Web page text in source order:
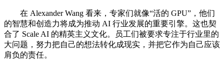
在 Alexander Wang 看来，专家们就像“活的 GPU”，他们
的智慧和创造力将成为推动 AI 行业发展的重要引擎。这也契
合了 Scale AI 的精英主义文化。员工们被要求专注于行业里的
大问题，努力把自己的想法转化成现实，并把它作为自己应该
肩负的责任。